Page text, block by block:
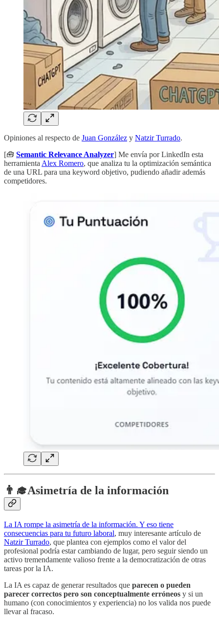
Opiniones al respecto de Juan González y Natzir Turrado.
[🧰 Semantic Relevance Analyzer] Me envía por LinkedIn esta
herramienta Alex Romero, que analiza tu la optimización semántica
de una URL para una keyword objetivo, pudiendo añadir además
competidores.
👨‍🎓Asimetría de la información
La IA rompe la asimetría de la información. Y eso tiene
consecuencias para tu futuro laboral, muy interesante artículo de
Natzir Turrado, que plantea con ejemplos como el valor del
profesional podría estar cambiando de lugar, pero seguir siendo un
activo tremendamente valioso frente a la democratización de otras
tareas por la IA.
La IA es capaz de generar resultados que parecen o pueden
parecer correctos pero son conceptualmente erróneos y si un
humano (con conocimientos y experiencia) no los valida nos puede
llevar al fracaso.